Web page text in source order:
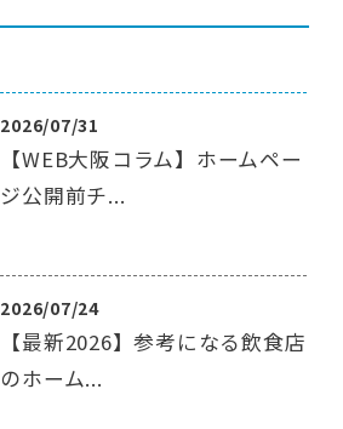
2026/07/31
【WEB大阪コラム】ホームペー
ジ公開前チ...
2026/07/24
【最新2026】参考になる飲食店
のホーム...